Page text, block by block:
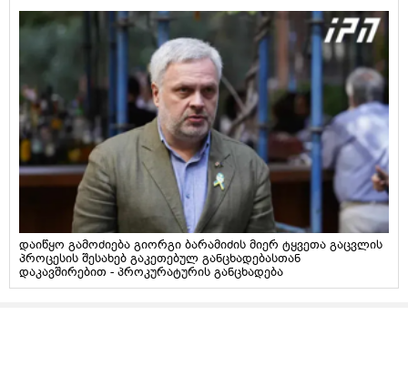
დაიწყო გამოძიება გიორგი ბარამიძის მიერ ტყვეთა გაცვლის
პროცესის შესახებ გაკეთებულ განცხადებასთან
დაკავშირებით - პროკურატურის განცხადება